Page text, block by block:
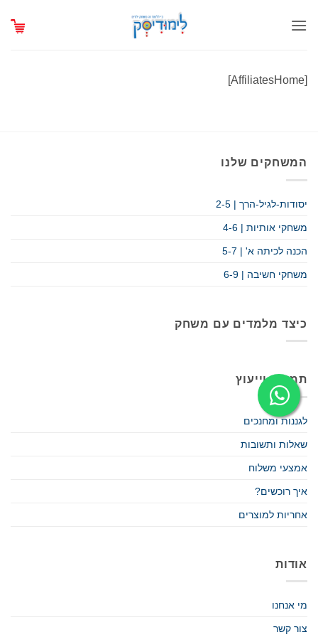
[AffiliatesHome]
המשחקים שלנו
יסודות-לגיל-הרך | 2-5
משחקי אותיות | 4-6
הכנה לכיתה א' | 5-7
משחקי חשיבה | 6-9
כיצד מלמדים עם משחק
תמיכה וייעוץ
לגננות ומחנכים
שאלות ותשובות
אמצעי משלוח
איך רוכשים?
אחריות למוצרים
אודות
מי אנחנו
צור קשר